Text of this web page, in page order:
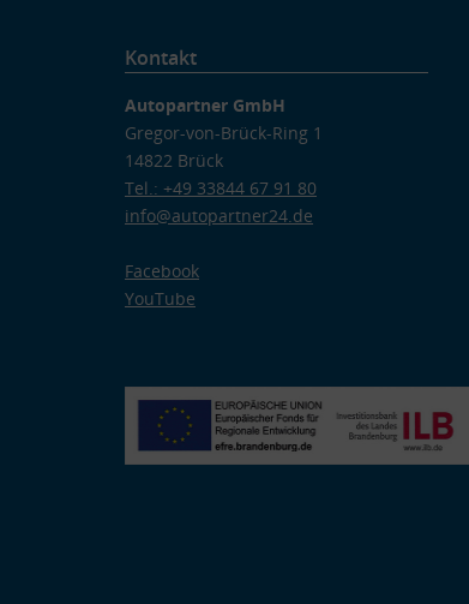
Kontakt
Autopartner GmbH
Gregor-von-Brück-Ring 1
14822 Brück
Tel.: +49 33844 67 91 80
info@autopartner24.de
Facebook
YouTube